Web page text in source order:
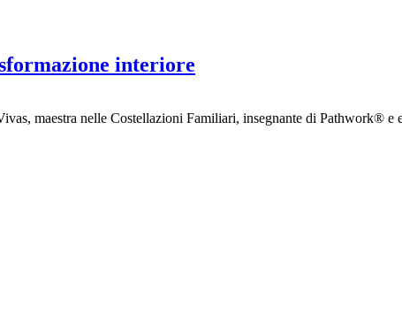
interiore
maestra nelle Costellazioni Familiari, insegnante di Pathwork®